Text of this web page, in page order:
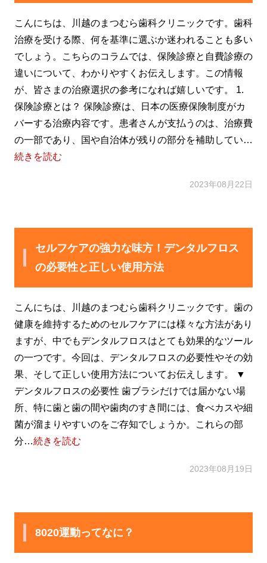
こんにちは、川越のまつむら歯科クリニックです。歯科
治療を受ける際、何を基準に選ぶか迷われることも多い
でしょう。こちらのコラムでは、保険診療と自費診療の
違いについて、わかりやすくお伝えします。この情報
が、皆さまの治療選択の参考になれば嬉しいです。 1.
保険診療とは？ 保険診療は、日本の医療保険制度がカ
バーする治療内容です。患者さんが支払うのは、治療費
の一部であり、国や自治体が残りの部分を補助してい…
続きを読む
2023年08月22日
セルフケアの強力な味方！デンタルフロス
の必要性と正しい使用方法
こんにちは、川越のまつむら歯科クリニックです。歯の
健康を維持するためのセルフケアには様々な方法があり
ますが、中でもデンタルフロスはとても効果的なツール
の一つです。今回は、デンタルフロスの必要性やその効
果、そして正しい使用方法についてお伝えします。 ▼
デンタルフロスの必要性 歯ブラシだけでは届かない場
所、特に歯と歯の間や歯肉のすき間には、食べカスや細
菌が溜まりやすいのをご存知でしょうか。これらの部
分…続きを読む
2023年08月19日
8020運動ってなに？